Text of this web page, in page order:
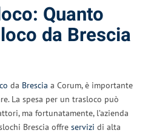
Quanto
da Brescia
da Brescia a Corum, è importante
La spesa per un trasloco può
ma fortunatamente, l’azienda
Brescia offre servizi di alta